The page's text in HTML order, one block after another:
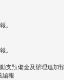
。
。
支預備金及辦理追加預
報